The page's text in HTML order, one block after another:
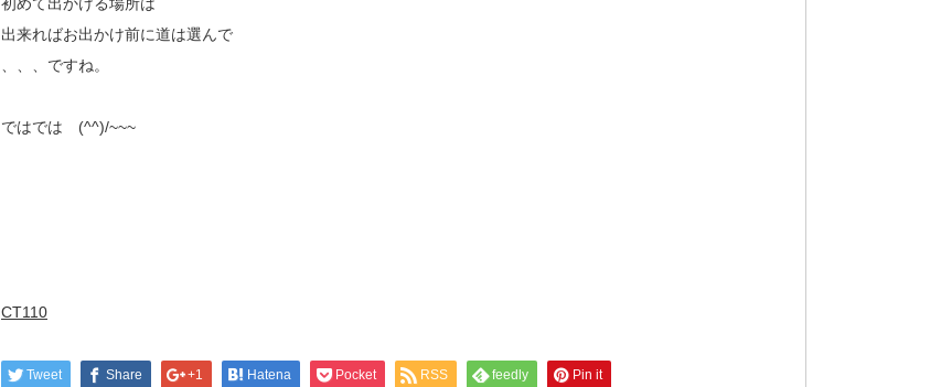
出来ればお出かけ前に道は選んで
、、、ですね。
ではでは (^^)/~~~
CT110
Tweet Share +1 Hatena Pocket RSS feedly Pin it